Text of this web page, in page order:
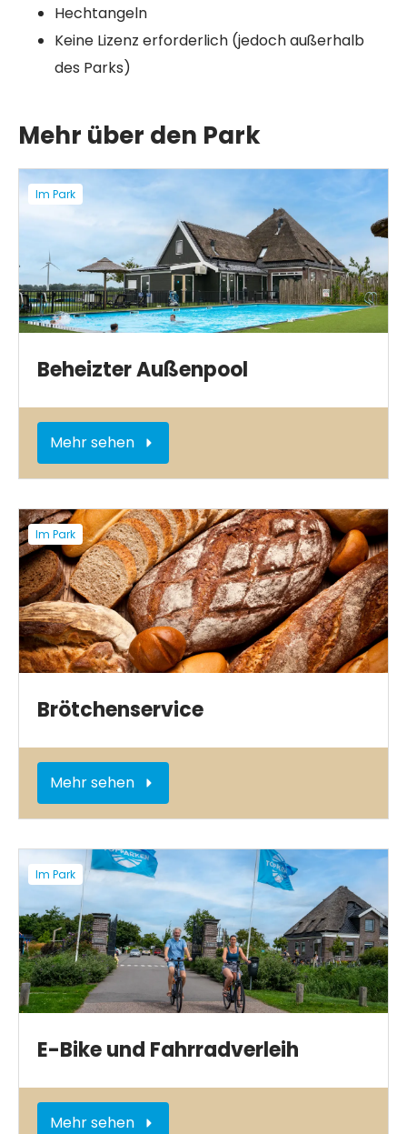
Hechtangeln
Keine Lizenz erforderlich (jedoch außerhalb
des Parks)
Mehr über den Park
Im Park
Beheizter Außenpool
Mehr sehen
Im Park
Brötchenservice
Mehr sehen
Im Park
E-Bike und Fahrradverleih
Mehr sehen